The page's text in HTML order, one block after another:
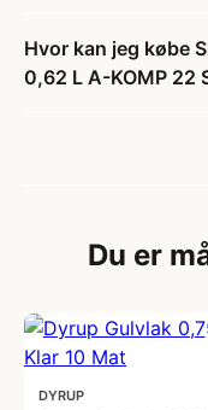
Hvor kan jeg købe
0,62 L A-KOMP 22
Du er
DYRUP